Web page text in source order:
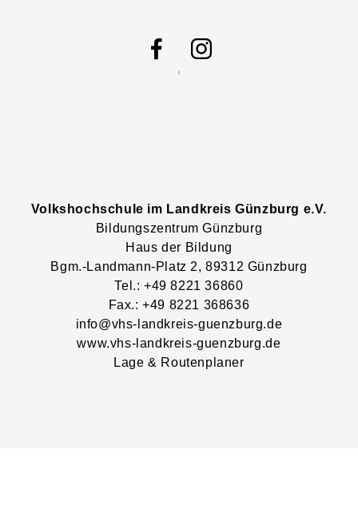
Volkshochschule im Landkreis Günzburg e.V.
Bildungszentrum Günzburg
Haus der Bildung
Bgm.-Landmann-Platz 2, 89312 Günzburg
Tel.: +49 8221 36860
Fax.: +49 8221 368636
info@vhs-landkreis-guenzburg.de
www.vhs-landkreis-guenzburg.de
Lage & Routenplaner